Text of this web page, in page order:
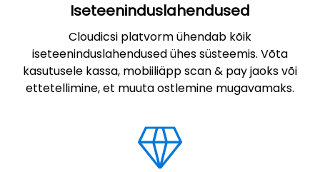
Iseteeninduslahendused
Cloudicsi platvorm ühendab kõik
iseteeninduslahendused ühes süsteemis. Võta
kasutusele kassa, mobiiliäpp scan & pay jaoks või
ettetellimine, et muuta ostlemine mugavamaks.